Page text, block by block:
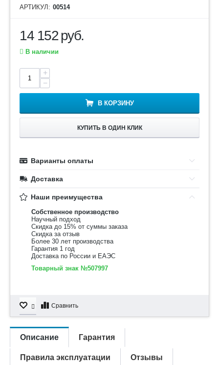
АРТИКУЛ: 00514
14 152руб.
В наличии
+
−
В КОРЗИНУ
КУПИТЬ В ОДИН КЛИК
Варианты оплаты
Доставка
Наши преимущества
Собственное производство
Научный подход
Скидка до 15% от суммы заказа
Скидка за отзыв
Более 30 лет производства
Гарантия 1 год
Доставка по России и ЕАЭС
Товарный знак №507997
Сравнить
Описание Гарантия
Правила эксплуатации Отзывы